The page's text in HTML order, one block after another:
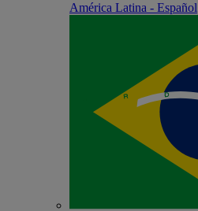
América Latina - Español